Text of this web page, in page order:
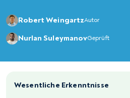
Robert WeingartzAutor
Nurlan SuleymanovGeprüft
Wesentliche Erkenntnisse